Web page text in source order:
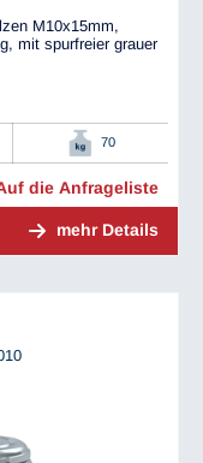
M10x15mm,
mit spurfreier grauer
70
die Anfrageliste
mehr Details